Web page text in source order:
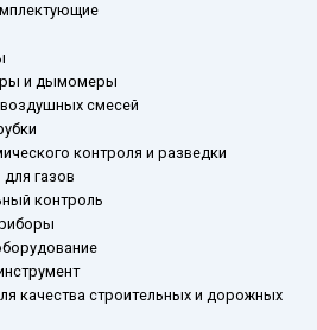
и дымомеры
смесей
контроля и разведки
газов
контроль
качества строительных и дорожных